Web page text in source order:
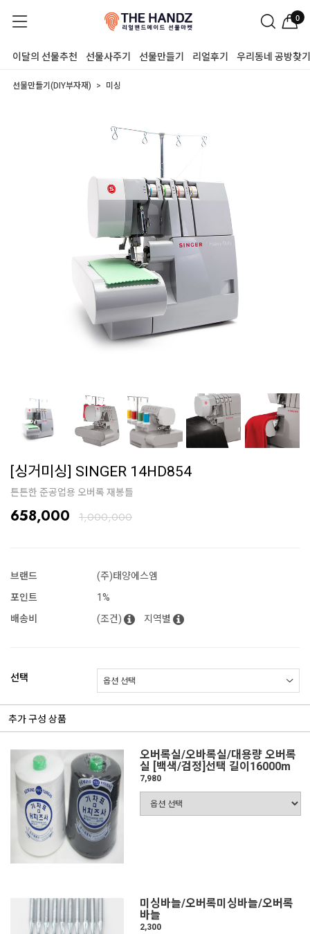
0
이달의 선물추천 선물사주기 선물만들기 리얼후기 우리동네 공방찾기
선물만들기(DIY부자재) 미싱
[싱거미싱] SINGER 14HD854
튼튼한 준공업용 오버록 재봉틀
658,000 1,000,000
브랜드
(주)태양에스엠
포인트
1%
배송비
(조건) 지역별
선택
추가 구성 상품
오버록실/오바록실/대용량 오버록
실 [백색/검정]선택 길이16000m
7,980
미싱바늘/오버록미싱바늘/오버록
바늘
2,300